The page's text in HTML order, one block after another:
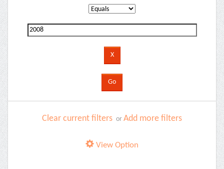
Clear current filters or Add more filters
View Option